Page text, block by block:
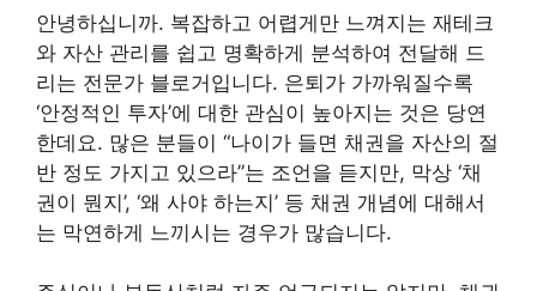
안녕하십니까. 복잡하고 어렵게만 느껴지는 재테크
와 자산 관리를 쉽고 명확하게 분석하여 전달해 드
리는 전문가 블로거입니다. 은퇴가 가까워질수록
‘안정적인 투자’에 대한 관심이 높아지는 것은 당연
한데요. 많은 분들이 “나이가 들면 채권을 자산의 절
반 정도 가지고 있으라”는 조언을 듣지만, 막상 ‘채
권이 뭔지’, ‘왜 사야 하는지’ 등 채권 개념에 대해서
는 막연하게 느끼시는 경우가 많습니다.